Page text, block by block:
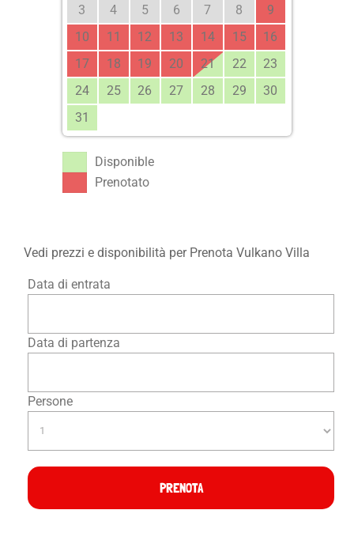
3
4 5 6 7 8
9
10
11 12 13 14 15
16
17
18 19 20 21 22
23
24
25 26 27 28 29
30
31
Disponible
Prenotato
Vedi prezzi e disponibilità per Prenota Vulkano Villa
Data di entrata
Data di partenza
Persone